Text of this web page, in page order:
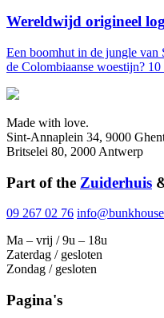
Wereldwijd origineel
Een boomhut in de jungle van
de Colombiaanse woestijn?
Made with love.
Sint-Annaplein 34, 9000
Britselei 80, 2000 Antwerp
Part of the Zuiderhuis
09 267 02 76
Ma – vrij / 9u – 18u
Zaterdag / gesloten
Zondag / gesloten
Pagina's